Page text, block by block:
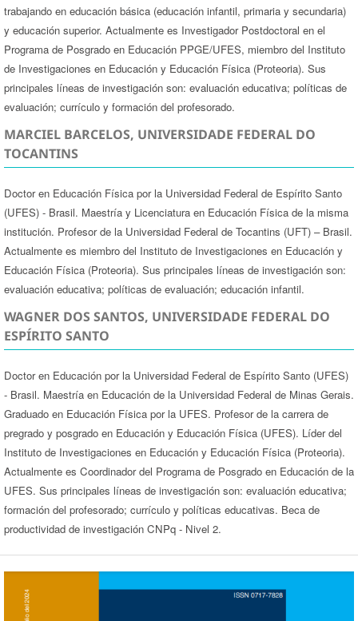
trabajando en educación básica (educación infantil, primaria y secundaria)
y educación superior. Actualmente es Investigador Postdoctoral en el
Programa de Posgrado en Educación PPGE/UFES, miembro del Instituto
de Investigaciones en Educación y Educación Física (Proteoria). Sus
principales líneas de investigación son: evaluación educativa; políticas de
evaluación; currículo y formación del profesorado.
MARCIEL BARCELOS, UNIVERSIDADE FEDERAL DO
TOCANTINS
Doctor en Educación Física por la Universidad Federal de Espírito Santo
(UFES) - Brasil. Maestría y Licenciatura en Educación Física de la misma
institución. Profesor de la Universidad Federal de Tocantins (UFT) – Brasil.
Actualmente es miembro del Instituto de Investigaciones en Educación y
Educación Física (Proteoria). Sus principales líneas de investigación son:
evaluación educativa; políticas de evaluación; educación infantil.
WAGNER DOS SANTOS, UNIVERSIDADE FEDERAL DO
ESPÍRITO SANTO
Doctor en Educación por la Universidad Federal de Espírito Santo (UFES)
- Brasil. Maestría en Educación de la Universidad Federal de Minas Gerais.
Graduado en Educación Física por la UFES. Profesor de la carrera de
pregrado y posgrado en Educación y Educación Física (UFES). Líder del
Instituto de Investigaciones en Educación y Educación Física (Proteoria).
Actualmente es Coordinador del Programa de Posgrado en Educación de la
UFES. Sus principales líneas de investigación son: evaluación educativa;
formación del profesorado; currículo y políticas educativas. Beca de
productividad de investigación CNPq - Nivel 2.